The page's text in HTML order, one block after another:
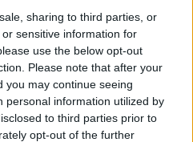
sharing to third parties, or
sensitive information for
use the below opt-out
Please note that after your
you may continue seeing
personal information utilized by
to third parties prior to
opt-out of the further
στις 19/05/2022 - 15:03